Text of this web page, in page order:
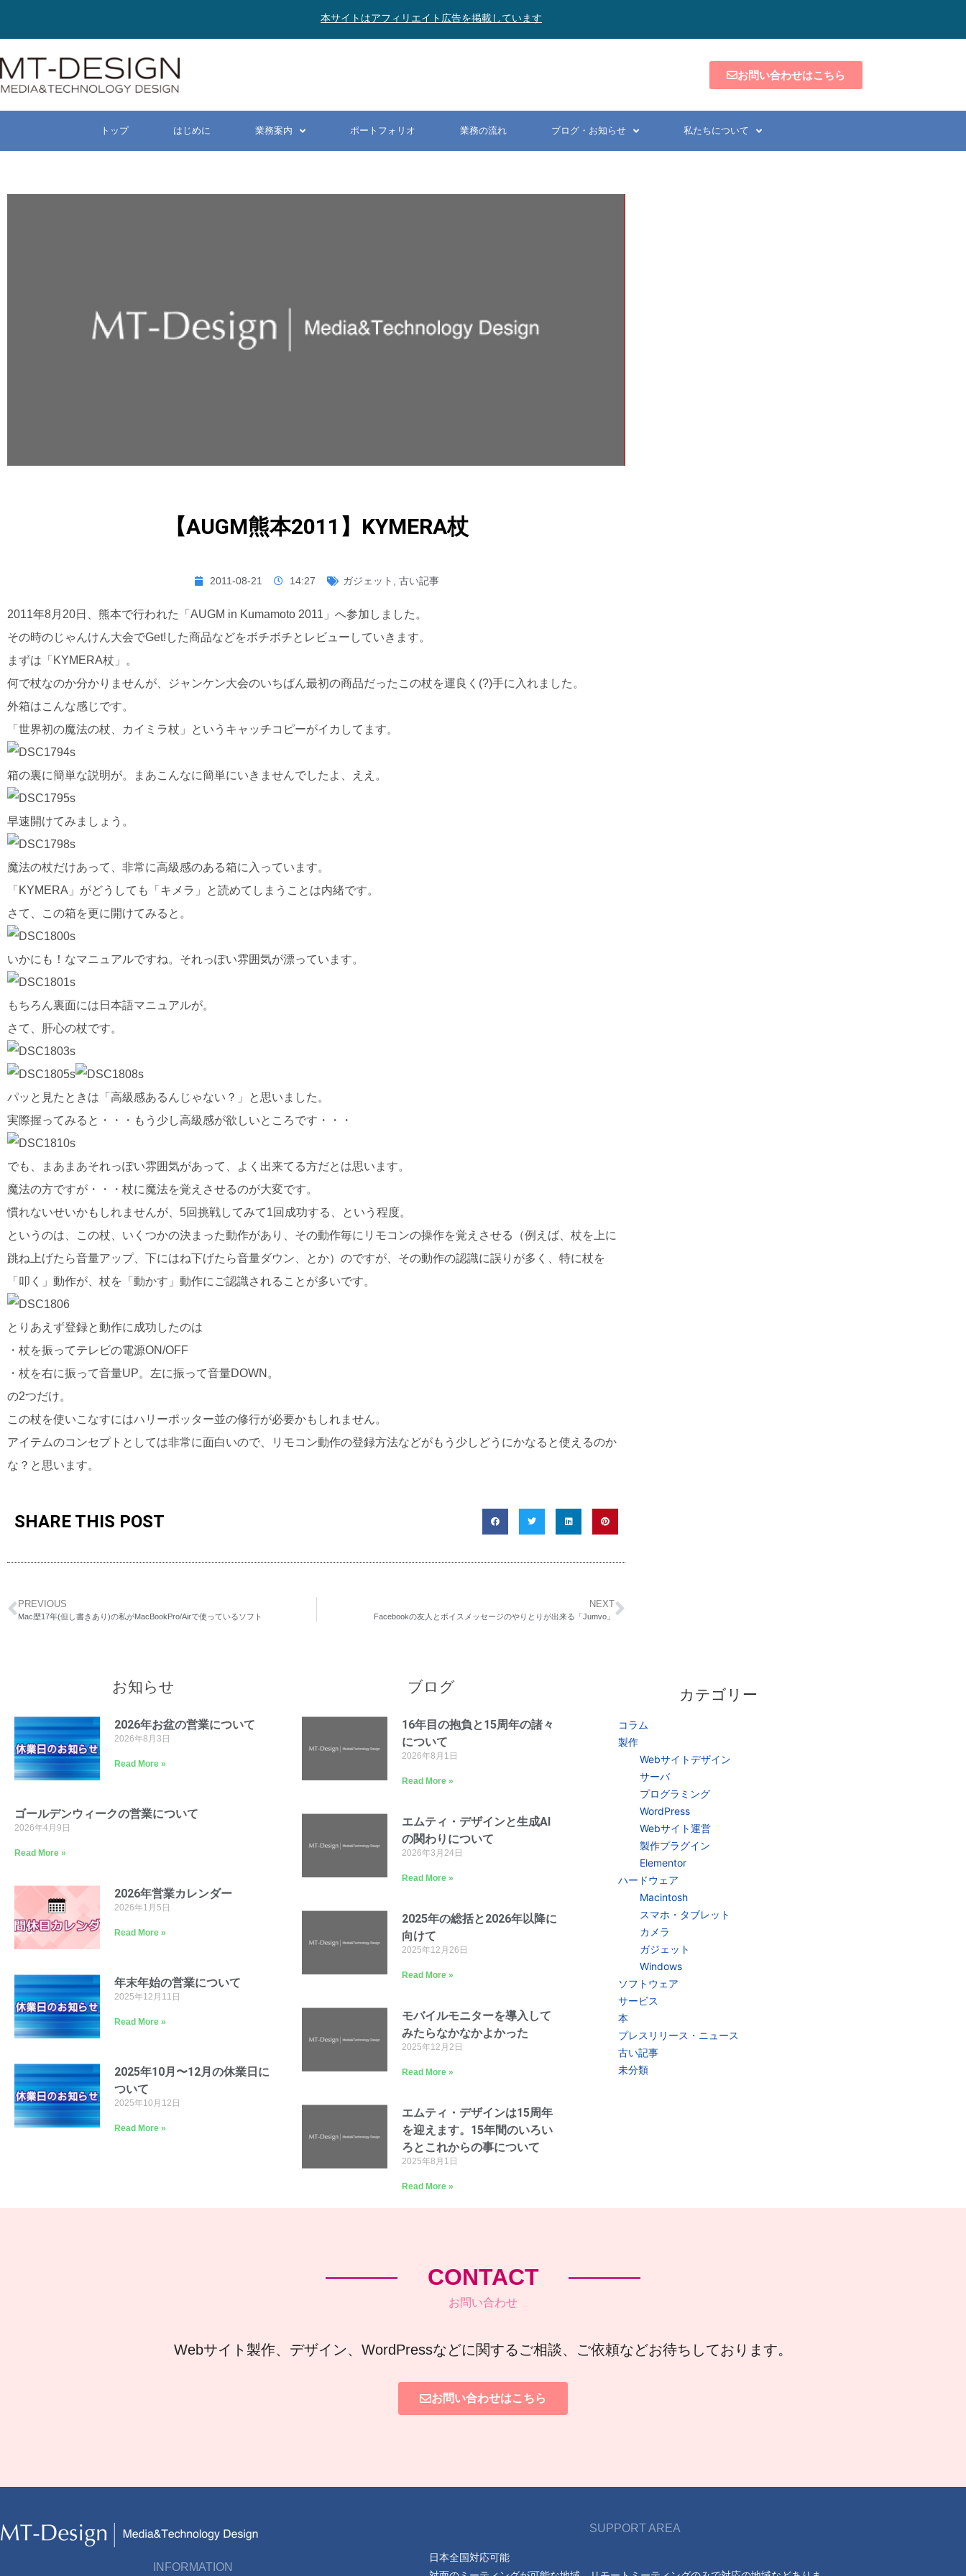
本サイトはアフィリエイト広告を掲載しています
お問い合わせはこちら
トップ はじめに 業務案内 ポートフォリオ 業務の流れ ブログ・お知らせ 私たちについて
【AUGM熊本2011】KYMERA杖
2011-08-21 14:27 ガジェット 古い記事
2011年8月20日、熊本で行われた「AUGM in Kumamoto 2011」へ参加しました。
その時のじゃんけん大会でGet!した商品などをボチボチとレビューしていきます。
まずは「KYMERA杖」。
何で杖なのか分かりませんが、ジャンケン大会のいちばん最初の商品だったこの杖を運良く(?)手に入れました。
外箱はこんな感じです。
「世界初の魔法の杖、カイミラ杖」というキャッチコピーがイカしてます。
箱の裏に簡単な説明が。まあこんなに簡単にいきませんでしたよ、ええ。
早速開けてみましょう。
魔法の杖だけあって、非常に高級感のある箱に入っています。
「KYMERA」がどうしても「キメラ」と読めてしまうことは内緒です。
さて、この箱を更に開けてみると。
いかにも！なマニュアルですね。それっぽい雰囲気が漂っています。
もちろん裏面には日本語マニュアルが。
さて、肝心の杖です。
パッと見たときは「高級感あるんじゃない？」と思いました。
実際握ってみると・・・もう少し高級感が欲しいところです・・・
でも、まあまあそれっぽい雰囲気があって、よく出来てる方だとは思います。
魔法の方ですが・・・杖に魔法を覚えさせるのが大変です。
慣れないせいかもしれませんが、5回挑戦してみて1回成功する、という程度。
というのは、この杖、いくつかの決まった動作があり、その動作毎にリモコンの操作を覚えさせる（例えば、杖を上に
跳ね上げたら音量アップ、下にはね下げたら音量ダウン、とか）のですが、その動作の認識に誤りが多く、特に杖を
「叩く」動作が、杖を「動かす」動作にご認識されることが多いです。
とりあえず登録と動作に成功したのは
・杖を振ってテレビの電源ON/OFF
・杖を右に振って音量UP。左に振って音量DOWN。
の2つだけ。
この杖を使いこなすにはハリーポッター並の修行が必要かもしれません。
アイテムのコンセプトとしては非常に面白いので、リモコン動作の登録方法などがもう少しどうにかなると使えるのか
な？と思います。
SHARE THIS POST
PREVIOUS
Mac歴17年(但し書きあり)の私がMacBookPro/Airで使っているソフト
NEXT
Facebookの友人とボイスメッセージのやりとりが出来る「Jumvo」
お知らせ
2026年お盆の営業について
2026年8月3日
Read More »
ゴールデンウィークの営業について
2026年4月9日
Read More »
2026年営業カレンダー
2026年1月5日
Read More »
年末年始の営業について
2025年12月11日
Read More »
2025年10月〜12月の休業日に
ついて
2025年10月12日
Read More »
ブログ
16年目の抱負と15周年の諸々
について
2026年8月1日
Read More »
エムティ・デザインと生成AI
の関わりについて
2026年3月24日
Read More »
2025年の総括と2026年以降に
向けて
2025年12月26日
Read More »
モバイルモニターを導入して
みたらなかなかよかった
2025年12月2日
Read More »
エムティ・デザインは15周年
を迎えます。15年間のいろい
ろとこれからの事について
2025年8月1日
Read More »
カテゴリー
コラム
製作
Webサイトデザイン
サーバ
プログラミング
WordPress
Webサイト運営
製作プラグイン
Elementor
ハードウェア
Macintosh
スマホ・タブレット
カメラ
ガジェット
Windows
ソフトウェア
サービス
本
プレスリリース・ニュース
古い記事
未分類
CONTACT
お問い合わせ
Webサイト製作、デザイン、WordPressなどに関するご相談、ご依頼などお待ちしております。
お問い合わせはこちら
INFORMATION
SUPPORT AREA
日本全国対応可能